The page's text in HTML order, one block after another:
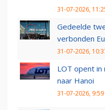
31-07-2026,
Gedeelde
verbonden
31-07-2026,
LOT opent
naar Hanoi
31-07-2026, 9:59